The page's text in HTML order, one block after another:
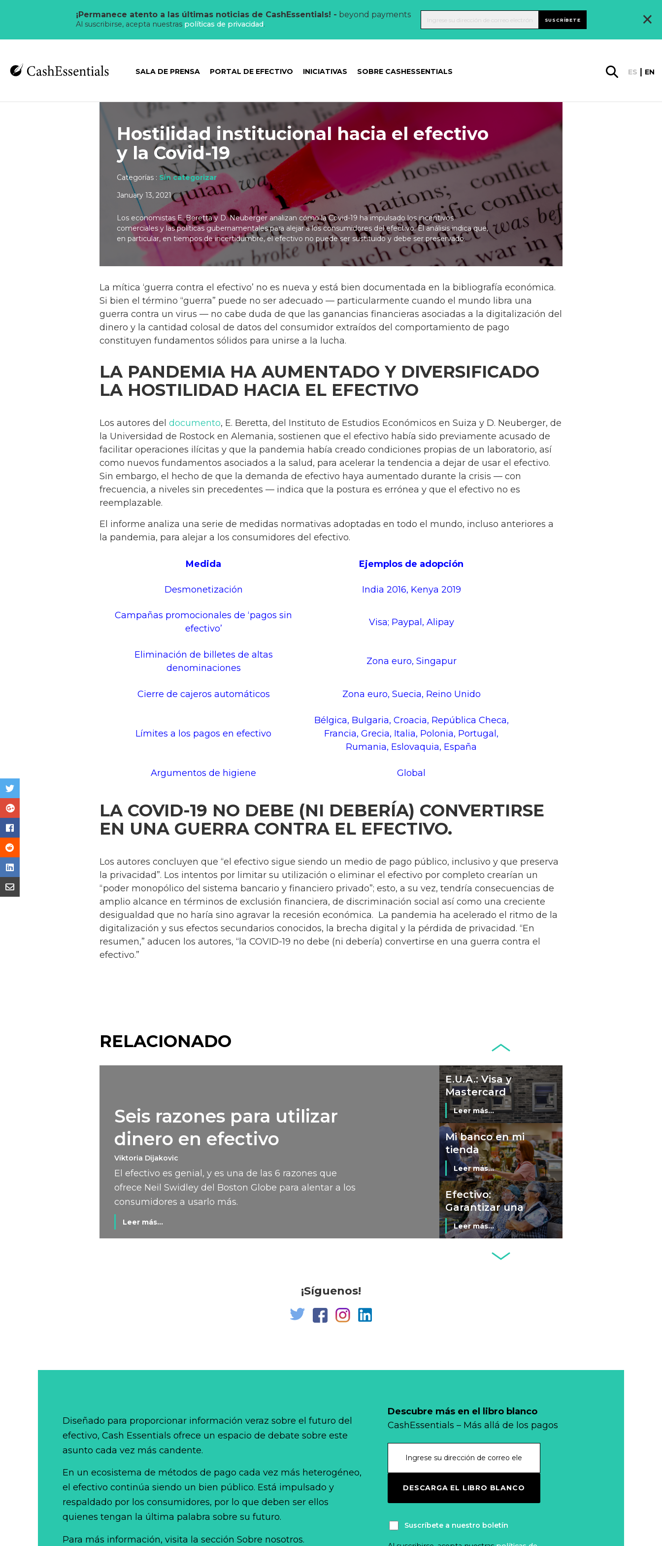
¡Permanece atento a las últimas noticias de CashEssentials! - beyond payments
Al suscribirse, acepta nuestras políticas de privacidad. SUSCRÍBETE ×
SALA DE PRENSA PORTAL DE EFECTIVO INICIATIVAS SOBRE CASHESSENTIALS ES EN
Hostilidad institucional hacia el efectivo
y la Covid-19
Categorías : Sin categorizar
January 13, 2021
Los economistas E. Beretta y D. Neuberger analizan cómo la Covid-19 ha impulsado los incentivos
comerciales y las políticas gubernamentales para alejar a los consumidores del efectivo. El análisis indica que,
en particular, en tiempos de incertidumbre, el efectivo no puede ser sustituido y debe ser preservado.
La mítica ‘guerra contra el efectivo’ no es nueva y está bien documentada en la bibliografía económica.
Si bien el término “guerra” puede no ser adecuado — particularmente cuando el mundo libra una
guerra contra un virus — no cabe duda de que las ganancias financieras asociadas a la digitalización del
dinero y la cantidad colosal de datos del consumidor extraídos del comportamiento de pago
constituyen fundamentos sólidos para unirse a la lucha.
LA PANDEMIA HA AUMENTADO Y DIVERSIFICADO
LA HOSTILIDAD HACIA EL EFECTIVO
Los autores del documento, E. Beretta, del Instituto de Estudios Económicos en Suiza y D. Neuberger, de
la Universidad de Rostock en Alemania, sostienen que el efectivo había sido previamente acusado de
facilitar operaciones ilícitas y que la pandemia había creado condiciones propias de un laboratorio, así
como nuevos fundamentos asociados a la salud, para acelerar la tendencia a dejar de usar el efectivo.
Sin embargo, el hecho de que la demanda de efectivo haya aumentado durante la crisis — con
frecuencia, a niveles sin precedentes — indica que la postura es errónea y que el efectivo no es
reemplazable.
El informe analiza una serie de medidas normativas adoptadas en todo el mundo, incluso anteriores a
la pandemia, para alejar a los consumidores del efectivo.
Medida Ejemplos de adopción
Desmonetización India 2016, Kenya 2019
Campañas promocionales de ‘pagos sin
efectivo’
Visa; Paypal, Alipay
Eliminación de billetes de altas
denominaciones
Zona euro, Singapur
Cierre de cajeros automáticos Zona euro, Suecia, Reino Unido
Límites a los pagos en efectivo
Bélgica, Bulgaria, Croacia, República Checa,
Francia, Grecia, Italia, Polonia, Portugal,
Rumania, Eslovaquia, España
Argumentos de higiene Global
LA COVID-19 NO DEBE (NI DEBERÍA) CONVERTIRSE
EN UNA GUERRA CONTRA EL EFECTIVO.
Los autores concluyen que “el efectivo sigue siendo un medio de pago público, inclusivo y que preserva
la privacidad”. Los intentos por limitar su utilización o eliminar el efectivo por completo crearían un
“poder monopólico del sistema bancario y financiero privado”; esto, a su vez, tendría consecuencias de
amplio alcance en términos de exclusión financiera, de discriminación social así como una creciente
desigualdad que no haría sino agravar la recesión económica. La pandemia ha acelerado el ritmo de la
digitalización y sus efectos secundarios conocidos, la brecha digital y la pérdida de privacidad. “En
resumen,” aducen los autores, “la COVID-19 no debe (ni debería) convertirse en una guerra contra el
efectivo.”
RELACIONADO
Seis razones para utilizar
dinero en efectivo
Viktoria Dijakovic
El efectivo es genial, y es una de las 6 razones que
ofrece Neil Swidley del Boston Globe para alentar a los
consumidores a usarlo más.
Leer más...
Seminario El
Futuro del
Efectivo (Santiago
de Chile, 3 de junio
monedas
Leer más...
E.U.A.: Visa y
Mastercard
resuelven
demanda
colectiva sobre
cajeros
automáticos
Leer más...
Mi banco en mi
tienda
Leer más...
Efectivo:
Garantizar una
transición digital
justa, inclusiva y
Leer más...
Seminario El
Conflictos,
E.U.A.: Visa y
demanda
colectiva sobre
cajeros
automáticos
Leer más...
Mi banco en mi
¡Síguenos!
Descubre más en el libro blanco
CashEssentials – Más allá de los pagos
DESCARGA EL LIBRO BLANCO
Suscríbete a nuestro boletín
Diseñado para proporcionar información veraz sobre el futuro del
efectivo, Cash Essentials ofrece un espacio de debate sobre este
asunto cada vez más candente.
En un ecosistema de métodos de pago cada vez más heterogéneo,
el efectivo continúa siendo un bien público. Está impulsado y
respaldado por los consumidores, por lo que deben ser ellos
quienes tengan la última palabra sobre su futuro.
Para más información, visita la sección Sobre nosotros.